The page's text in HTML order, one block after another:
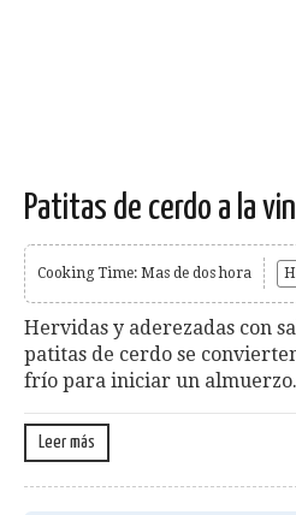
Patitas de cerdo a la
Cooking Time: Mas de dos hora
Hervidas y aderezadas con
patitas de cerdo se
frío para iniciar un almuerzo.
Leer más